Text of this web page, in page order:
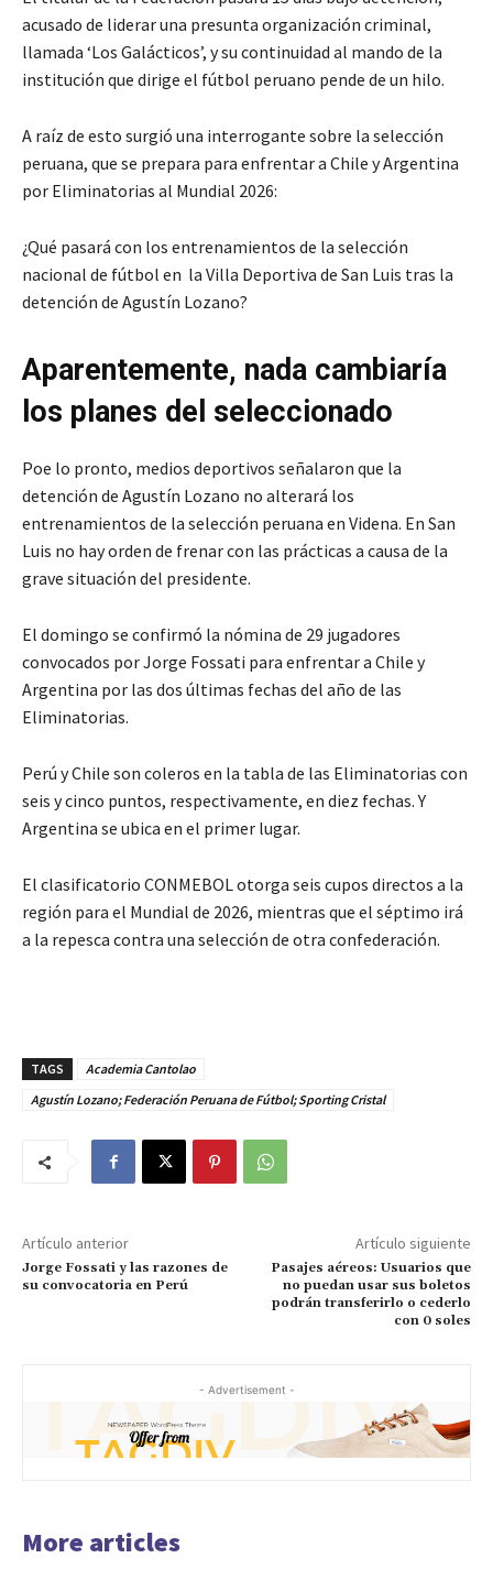
acusado de liderar una presunta organización criminal,
llamada ‘Los Galácticos’, y su continuidad al mando de la
institución que dirige el fútbol peruano pende de un hilo.
A raíz de esto surgió una interrogante sobre la selección
peruana, que se prepara para enfrentar a Chile y Argentina
por Eliminatorias al Mundial 2026:
¿Qué pasará con los entrenamientos de la selección
nacional de fútbol en la Villa Deportiva de San Luis tras la
detención de Agustín Lozano?
Aparentemente, nada cambiaría
los planes del seleccionado
Poe lo pronto, medios deportivos señalaron que la
detención de Agustín Lozano no alterará los
entrenamientos de la selección peruana en Videna. En San
Luis no hay orden de frenar con las prácticas a causa de la
grave situación del presidente.
El domingo se confirmó la nómina de 29 jugadores
convocados por Jorge Fossati para enfrentar a Chile y
Argentina por las dos últimas fechas del año de las
Eliminatorias.
Perú y Chile son coleros en la tabla de las Eliminatorias con
seis y cinco puntos, respectivamente, en diez fechas. Y
Argentina se ubica en el primer lugar.
El clasificatorio CONMEBOL otorga seis cupos directos a la
región para el Mundial de 2026, mientras que el séptimo irá
a la repesca contra una selección de otra confederación.
TAGS
Academia Cantolao
Agustín Lozano; Federación Peruana de Fútbol; Sporting Cristal
Artículo anterior
Jorge Fossati y las razones de
su convocatoria en Perú
Artículo siguiente
Pasajes aéreos: Usuarios que
no puedan usar sus boletos
podrán transferirlo o cederlo
con 0 soles
- Advertisement -
More articles